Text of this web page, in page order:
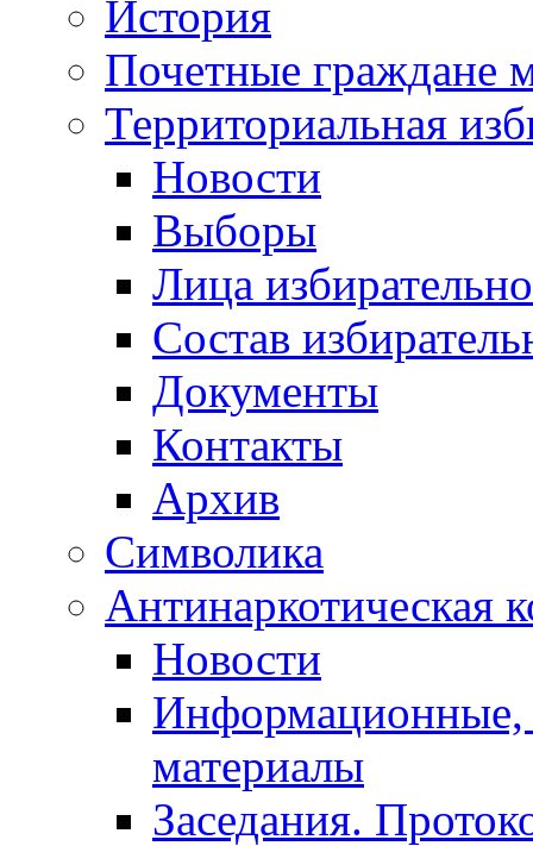
История
Почетные граждане
Территориальная
Новости
Выборы
Лица
Состав
Документы
Контакты
Архив
Символика
Антинаркотическая
Новости
Информационные,
материалы
Заседания.